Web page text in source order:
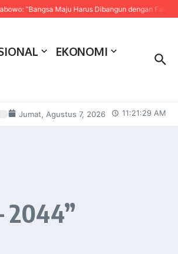
Maju Harus Dibangun dengan Fakta dan Sains”
EKONOMI
Jumat, Agustus 7, 2026 11:21:31 AM
2044”